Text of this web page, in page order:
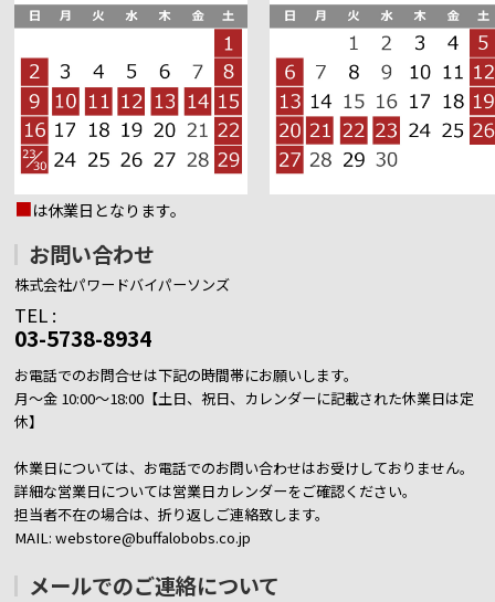
■は休業日となります。
お問い合わせ
株式会社パワードバイパーソンズ
TEL :
03-5738-8934
お電話でのお問合せは下記の時間帯にお願いします。
月～金 10:00～18:00【土日、祝日、カレンダーに記載された休業日は定
休】
休業日については、お電話でのお問い合わせはお受けしておりません。
詳細な営業日については営業日カレンダーをご確認ください。
担当者不在の場合は、折り返しご連絡致します。
MAIL: webstore@buffalobobs.co.jp
メールでのご連絡について